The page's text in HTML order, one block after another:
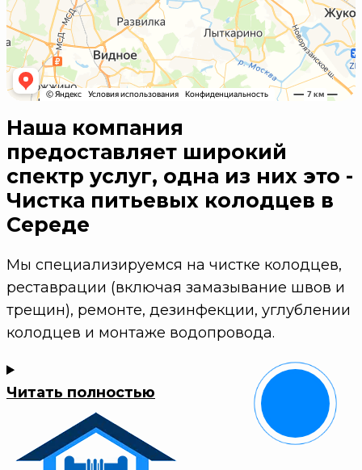
Наша компания
предоставляет широкий
спектр услуг, одна из них это -
Чистка питьевых колодцев в
Середе
Мы специализируемся на чистке колодцев,
реставрации (включая замазывание швов и
трещин), ремонте, дезинфекции, углублении
колодцев и монтаже водопровода.
Читать полностью